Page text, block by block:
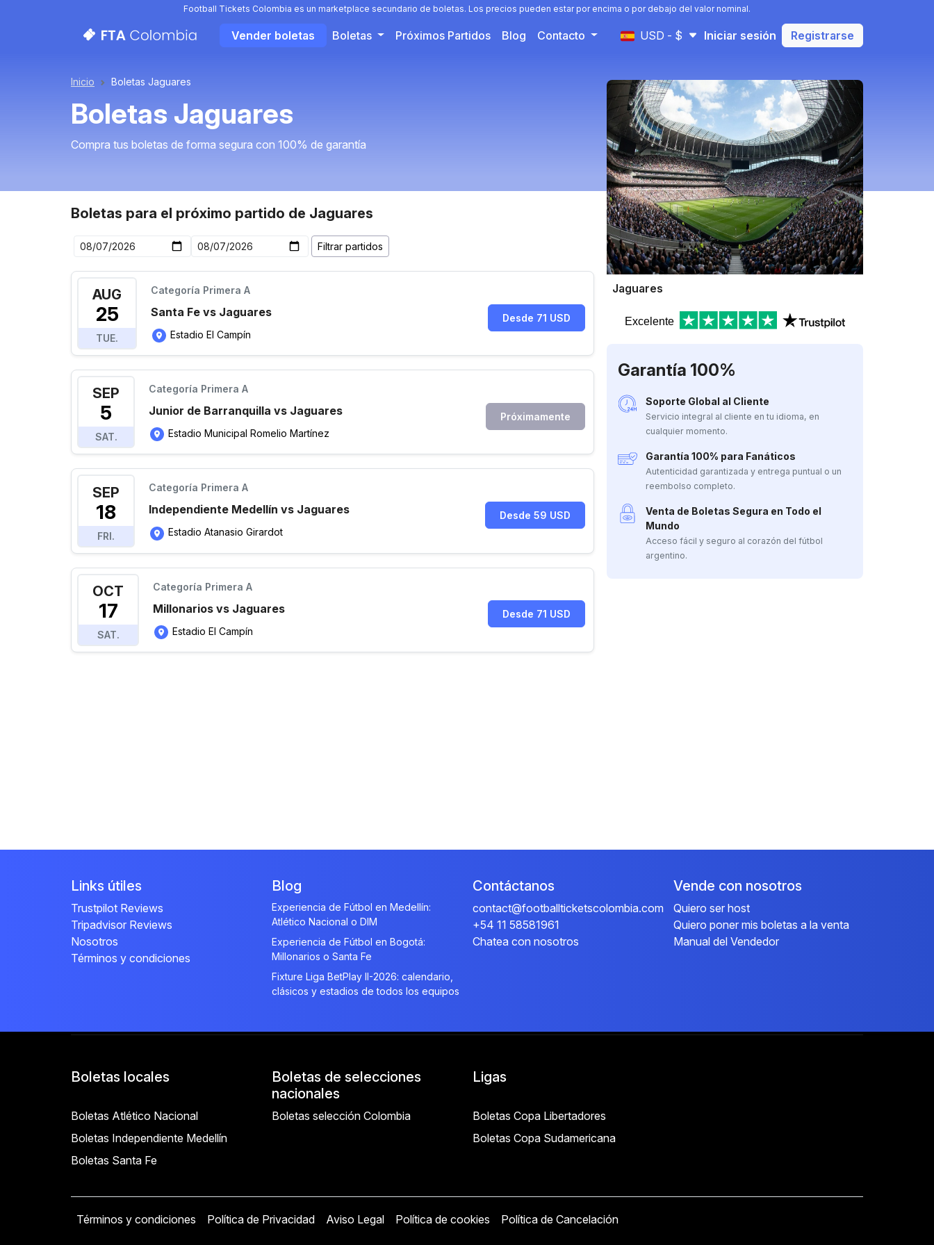
Football Tickets Colombia es un marketplace secundario de boletas. Los precios pueden estar por encima o por debajo del valor nominal.
Vender boletas Boletas Próximos Partidos Blog Contacto USD - $ Iniciar sesión Registrarse
Inicio Boletas Jaguares
Boletas Jaguares
Compra tus boletas de forma segura con 100% de garantía
Jaguares
Excelente
Garantía 100%
Soporte Global al Cliente
Servicio integral al cliente en tu idioma, en
cualquier momento.
Garantía 100% para Fanáticos
Autenticidad garantizada y entrega puntual o un
reembolso completo.
Venta de Boletas Segura en Todo el
Mundo
Acceso fácil y seguro al corazón del fútbol
argentino.
Boletas para el próximo partido de Jaguares
AUG
25
TUE.
Categoría Primera A
Santa Fe vs Jaguares
Estadio El Campín
Desde 71 USD
SEP
5
SAT.
Categoría Primera A
Junior de Barranquilla vs Jaguares
Estadio Municipal Romelio Martínez
Próximamente
SEP
18
FRI.
Categoría Primera A
Independiente Medellín vs Jaguares
Estadio Atanasio Girardot
Desde 59 USD
OCT
17
SAT.
Categoría Primera A
Millonarios vs Jaguares
Estadio El Campín
Desde 71 USD
Links útiles
Trustpilot Reviews
Tripadvisor Reviews
Nosotros
Términos y condiciones
Blog
Experiencia de Fútbol en Medellín:
Atlético Nacional o DIM
Experiencia de Fútbol en Bogotá:
Millonarios o Santa Fe
Fixture Liga BetPlay II-2026: calendario,
clásicos y estadios de todos los equipos
Contáctanos
contact@footballticketscolombia.com
+54 11 58581961
Chatea con nosotros
Vende con nosotros
Quiero ser host
Quiero poner mis boletas a la venta
Manual del Vendedor
Boletas locales
Boletas Atlético Nacional
Boletas Independiente Medellín
Boletas Santa Fe
Boletas de selecciones
nacionales
Boletas selección Colombia
Ligas
Boletas Copa Libertadores
Boletas Copa Sudamericana
Términos y condiciones Política de Privacidad Aviso Legal Política de cookies Política de Cancelación